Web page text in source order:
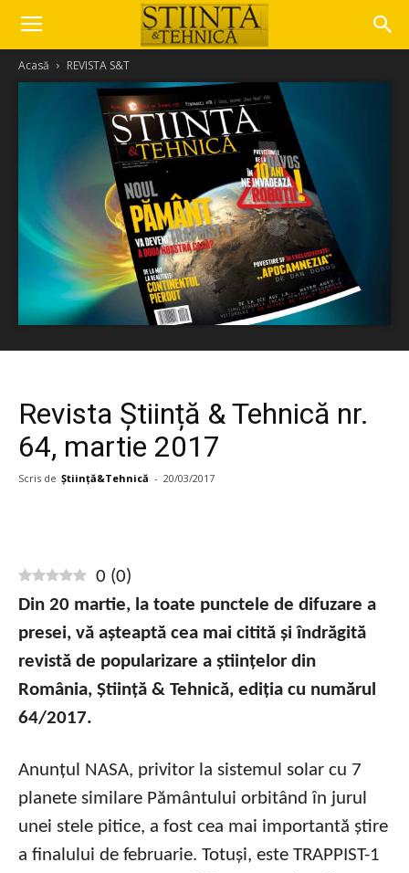
Acasă REVISTA S&T
Revista Știință & Tehnică nr.
64, martie 2017
Scris de Știință&Tehnică - 20/03/2017
0 (0)
Din 20 martie, la toate punctele de difuzare a
presei, vă așteaptă cea mai citită și îndrăgită
revistă de popularizare a științelor din
România, Știință & Tehnică, ediția cu numărul
64/2017.
Anunțul NASA, privitor la sistemul solar cu 7
planete similare Pământului orbitând în jurul
unei stele pitice, a fost cea mai importantă știre
a finalului de februarie. Totuși, este TRAPPIST-1